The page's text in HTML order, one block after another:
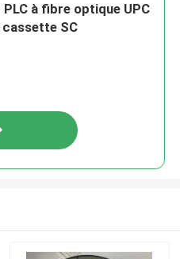
à fibre optique UPC
cassette SC